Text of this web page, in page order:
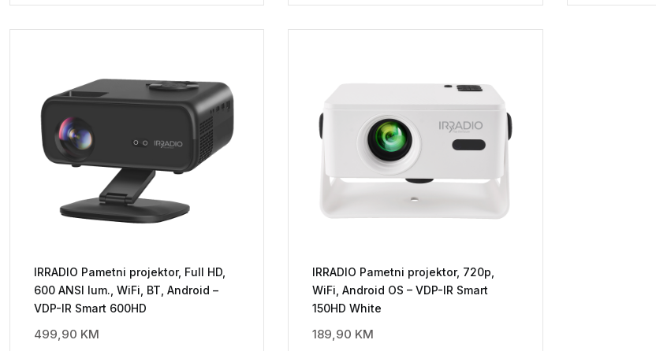
IRRADIO Pametni projektor, Full HD,
600 ANSI lum., WiFi, BT, Android –
VDP-IR Smart 600HD
499,90 KM
IRRADIO Pametni projektor, 720p,
WiFi, Android OS – VDP-IR Smart
150HD White
189,90 KM